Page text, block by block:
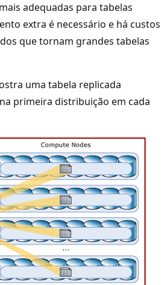
adequadas para tabelas
extra é necessário e há custos
que tornam grandes tabelas
uma tabela replicada
primeira distribuição em cada